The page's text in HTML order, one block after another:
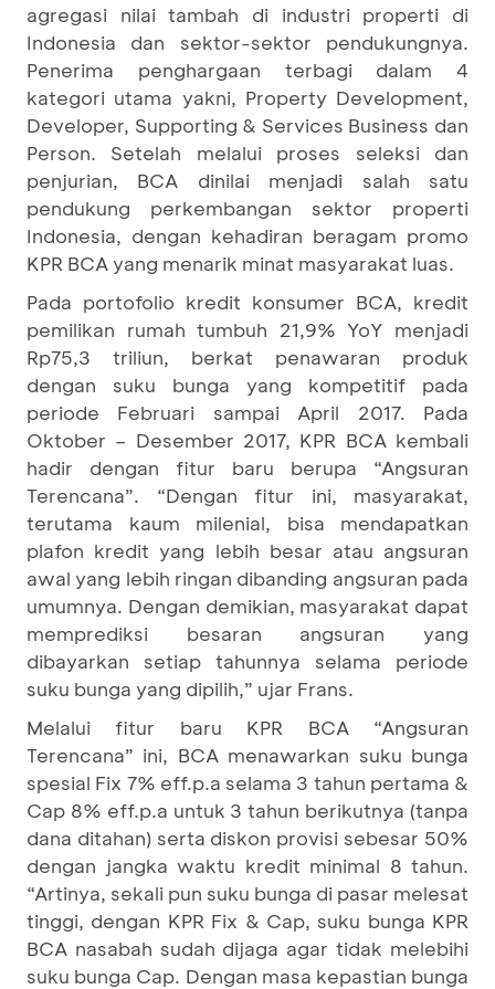
agregasi nilai tambah di industri properti di
Indonesia dan sektor-sektor pendukungnya.
Penerima penghargaan terbagi dalam 4
kategori utama yakni, Property Development,
Developer, Supporting & Services Business dan
Person. Setelah melalui proses seleksi dan
penjurian, BCA dinilai menjadi salah satu
pendukung perkembangan sektor properti
Indonesia, dengan kehadiran beragam promo
KPR BCA yang menarik minat masyarakat luas.
Pada portofolio kredit konsumer BCA, kredit
pemilikan rumah tumbuh 21,9% YoY menjadi
Rp75,3 triliun, berkat penawaran produk
dengan suku bunga yang kompetitif pada
periode Februari sampai April 2017. Pada
Oktober – Desember 2017, KPR BCA kembali
hadir dengan fitur baru berupa “Angsuran
Terencana”. “Dengan fitur ini, masyarakat,
terutama kaum milenial, bisa mendapatkan
plafon kredit yang lebih besar atau angsuran
awal yang lebih ringan dibanding angsuran pada
umumnya. Dengan demikian, masyarakat dapat
memprediksi besaran angsuran yang
dibayarkan setiap tahunnya selama periode
suku bunga yang dipilih,” ujar Frans.
Melalui fitur baru KPR BCA “Angsuran
Terencana” ini, BCA menawarkan suku bunga
spesial Fix 7% eff.p.a selama 3 tahun pertama &
Cap 8% eff.p.a untuk 3 tahun berikutnya (tanpa
dana ditahan) serta diskon provisi sebesar 50%
dengan jangka waktu kredit minimal 8 tahun.
“Artinya, sekali pun suku bunga di pasar melesat
tinggi, dengan KPR Fix & Cap, suku bunga KPR
BCA nasabah sudah dijaga agar tidak melebihi
suku bunga Cap. Dengan masa kepastian bunga